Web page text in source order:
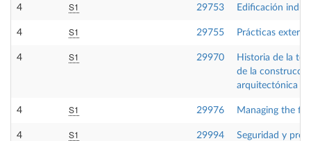
4 S1 29753 Edificación
4 S1 29755 Prácticas
4 S1 29970
Historia de la
de la
arquitectónica
4 S1 29976 Managing the
4 S1 29994
Seguridad y